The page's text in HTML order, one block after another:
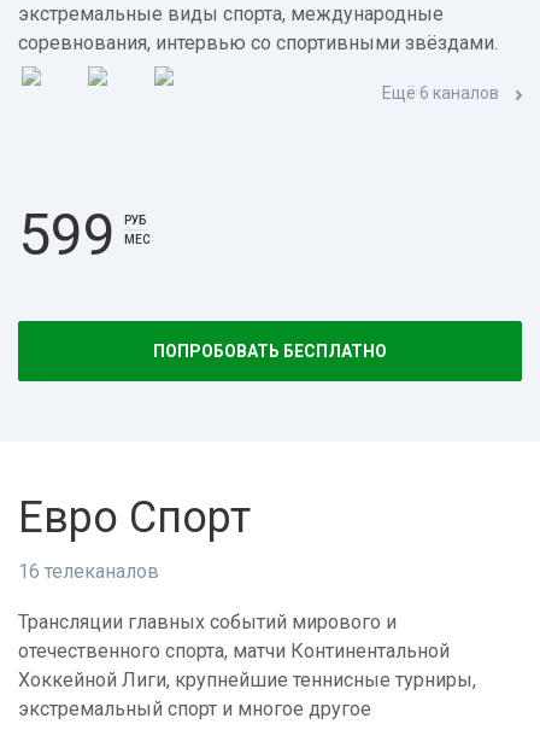
экстремальные виды спорта, международные
соревнования, интервью со спортивными звёздами.
Ещё 6 каналов
599
РУБ
МЕС
ПОПРОБОВАТЬ БЕСПЛАТНО
Евро Спорт
16 телеканалов
Трансляции главных событий мирового и
отечественного спорта, матчи Континентальной
Хоккейной Лиги, крупнейшие теннисные турниры,
экстремальный спорт и многое другое